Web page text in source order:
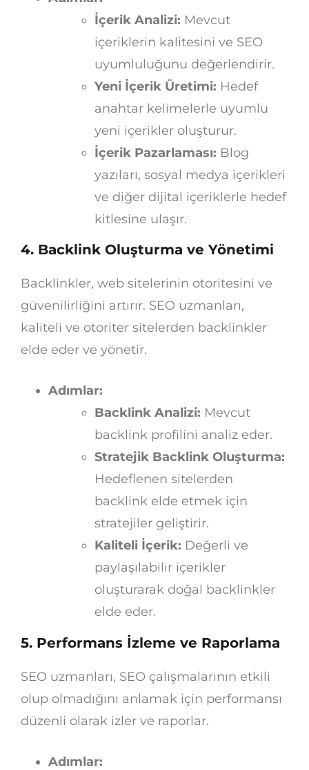
İçerik Analizi: Mevcut
içeriklerin kalitesini ve SEO
uyumluluğunu değerlendirir.
Yeni İçerik Üretimi: Hedef
anahtar kelimelerle uyumlu
yeni içerikler oluşturur.
İçerik Pazarlaması: Blog
yazıları, sosyal medya içerikleri
ve diğer dijital içeriklerle hedef
kitlesine ulaşır.
4. Backlink Oluşturma ve Yönetimi
Backlinkler, web sitelerinin otoritesini ve
güvenilirliğini artırır. SEO uzmanları,
kaliteli ve otoriter sitelerden backlinkler
elde eder ve yönetir.
Adımlar:
Backlink Analizi: Mevcut
backlink profilini analiz eder.
Stratejik Backlink Oluşturma:
Hedeflenen sitelerden
backlink elde etmek için
stratejiler geliştirir.
Kaliteli İçerik: Değerli ve
paylaşılabilir içerikler
oluşturarak doğal backlinkler
elde eder.
5. Performans İzleme ve Raporlama
SEO uzmanları, SEO çalışmalarının etkili
olup olmadığını anlamak için performansı
düzenli olarak izler ve raporlar.
Adımlar: